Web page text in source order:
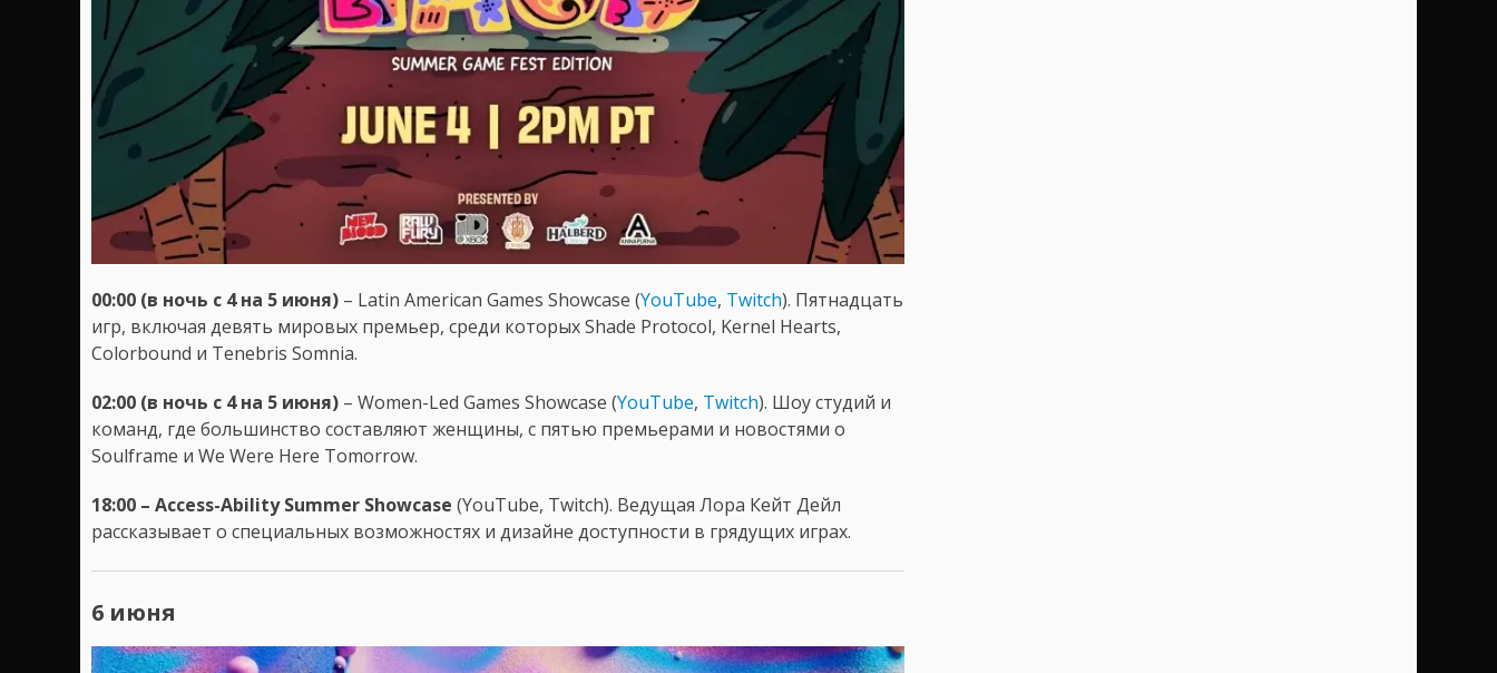
00:00 (в ночь с 4 на 5 июня) – Latin American Games Showcase (YouTube, Twitch). Пятнадцать
игр, включая девять мировых премьер, среди которых Shade Protocol, Kernel Hearts,
Colorbound и Tenebris Somnia.
02:00 (в ночь с 4 на 5 июня) – Women-Led Games Showcase (YouTube, Twitch). Шоу студий и
команд, где большинство составляют женщины, с пятью премьерами и новостями о
Soulframe и We Were Here Tomorrow.
18:00 – Access-Ability Summer Showcase (YouTube, Twitch). Ведущая Лора Кейт Дейл
рассказывает о специальных возможностях и дизайне доступности в грядущих играх.
6 июня